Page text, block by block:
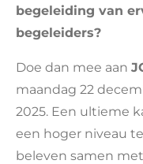
begeleiding van
begeleiders?
Doe dan mee aan
maandag 22
2025. Een ultieme
een hoger niveau
beleven samen